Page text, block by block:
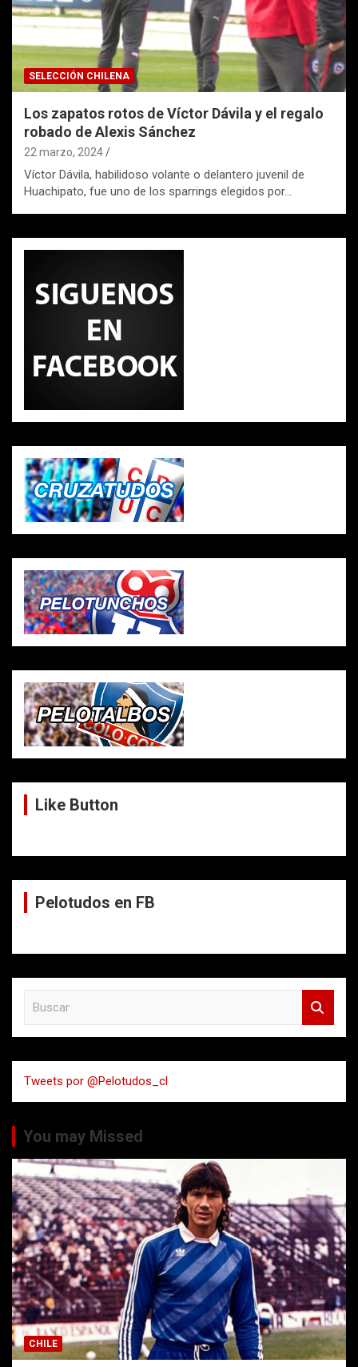
SELECCIÓN CHILENA
Los zapatos rotos de Víctor Dávila y el regalo
robado de Alexis Sánchez
22 marzo, 2024
Víctor Dávila, habilidoso volante o delantero juvenil de
Huachipato, fue uno de los sparrings elegidos por…
Like Button
Pelotudos en FB
a
r
Tweets por @Pelotudos_cl
You may Missed
CHILE